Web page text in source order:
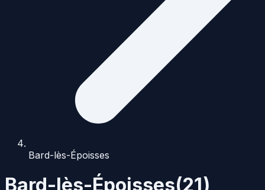
Bard-lès-Époisses
Bard-lès-Époisses(21)